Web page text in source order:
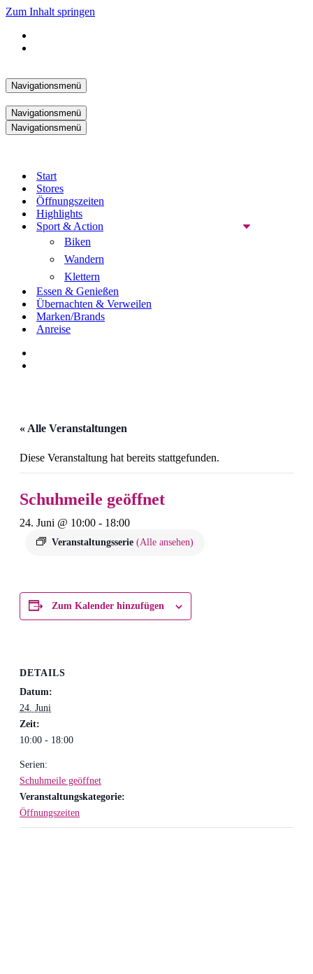
Zum Inhalt springen
Navigationsmenü
Navigationsmenü
Navigationsmenü
Start
Stores
Öffnungszeiten
Highlights
Sport & Action
Biken
Wandern
Klettern
Essen & Genießen
Übernachten & Verweilen
Marken/Brands
Anreise
« Alle Veranstaltungen
Diese Veranstaltung hat bereits stattgefunden.
Schuhmeile geöffnet
24. Juni @ 10:00 - 18:00
Veranstaltungsserie (Alle ansehen)
Zum Kalender hinzufügen
DETAILS
Datum:
24. Juni
Zeit:
10:00 - 18:00
Serien:
Schuhmeile geöffnet
Veranstaltungskategorie:
Öffnungszeiten